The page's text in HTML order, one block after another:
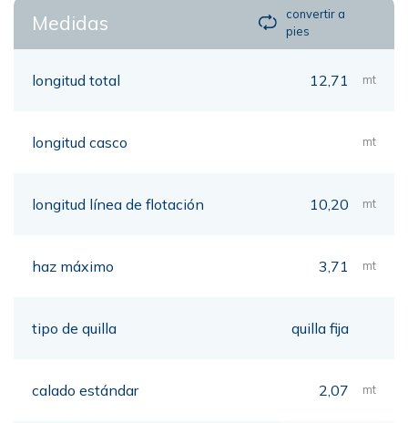
Medidas
convertir a
pies
longitud total 12,71 mt
longitud casco mt
longitud línea de flotación 10,20 mt
haz máximo 3,71 mt
tipo de quilla quilla fija
calado estándar 2,07 mt